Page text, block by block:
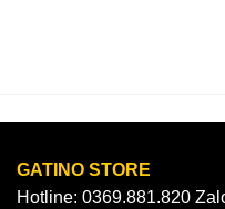
GATINO STORE
Hotline: 0369.881.820